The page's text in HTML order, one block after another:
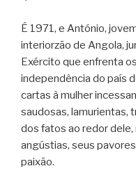
É 1971, e António,
interiorzão de Angola,
Exército que enfrenta
independência do país
cartas à mulher
saudosas, lamurientas,
dos fatos ao redor
angústias, seus
paixão.